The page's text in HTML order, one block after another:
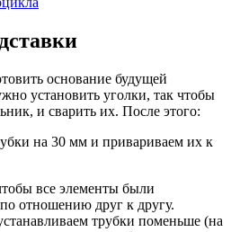
основание будущей
установить уголки, так чтобы
и сварить их. После этого:
на 30 мм и привариваем их к
все элементы были
отношению друг к другу.
трубки поменьше (на